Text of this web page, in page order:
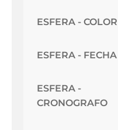
ESFERA - COLOR
ESFERA - FECHA
ESFERA -
CRONOGRAFO